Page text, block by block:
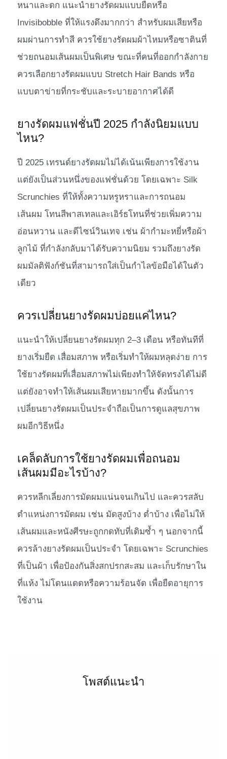
หนาและดก แนะนำยางรัดผมแบบยืดหรือ
Invisibobble ที่ให้แรงดึงมากกว่า สำหรับผมเสียหรือ
ผมผ่านการทำสี ควรใช้ยางรัดผมผ้าไหมหรือซาตินที่
ช่วยถนอมเส้นผมเป็นพิเศษ ขณะที่คนที่ออกกำลังกาย
ควรเลือกยางรัดผมแบบ Stretch Hair Bands หรือ
แบบตาข่ายที่กระชับและระบายอากาศได้ดี
ยางรัดผมแฟชั่นปี 2025 กำลังนิยมแบบ
ไหน?
ปี 2025 เทรนด์ยางรัดผมไม่ได้เน้นเพียงการใช้งาน
แต่ยังเป็นส่วนหนึ่งของแฟชั่นด้วย โดยเฉพาะ Silk
Scrunchies ที่ให้ทั้งความหรูหราและการถนอม
เส้นผม โทนสีพาสเทลและเอิร์ธโทนที่ช่วยเพิ่มความ
อ่อนหวาน และดีไซน์วินเทจ เช่น ผ้ากำมะหยี่หรือผ้า
ลูกไม้ ที่กำลังกลับมาได้รับความนิยม รวมถึงยางรัด
ผมมัลติฟังก์ชันที่สามารถใส่เป็นกำไลข้อมือได้ในตัว
เดียว
ควรเปลี่ยนยางรัดผมบ่อยแค่ไหน?
แนะนำให้เปลี่ยนยางรัดผมทุก 2–3 เดือน หรือทันทีที่
ยางเริ่มยืด เสื่อมสภาพ หรือเริ่มทำให้ผมหลุดง่าย การ
ใช้ยางรัดผมที่เสื่อมสภาพไม่เพียงทำให้จัดทรงได้ไม่ดี
แต่ยังอาจทำให้เส้นผมเสียหายมากขึ้น ดังนั้นการ
เปลี่ยนยางรัดผมเป็นประจำถือเป็นการดูแลสุขภาพ
ผมอีกวิธีหนึ่ง
เคล็ดลับการใช้ยางรัดผมเพื่อถนอม
เส้นผมมีอะไรบ้าง?
ควรหลีกเลี่ยงการมัดผมแน่นจนเกินไป และควรสลับ
ตำแหน่งการมัดผม เช่น มัดสูงบ้าง ต่ำบ้าง เพื่อไม่ให้
เส้นผมและหนังศีรษะถูกกดทับที่เดิมซ้ำ ๆ นอกจากนี้
ควรล้างยางรัดผมเป็นประจำ โดยเฉพาะ Scrunchies
ที่เป็นผ้า เพื่อป้องกันสิ่งสกปรกสะสม และเก็บรักษาใน
ที่แห้ง ไม่โดนแดดหรือความร้อนจัด เพื่อยืดอายุการ
ใช้งาน
โพสต์แนะนำ